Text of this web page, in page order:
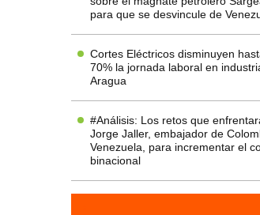
para que se desvincule de
Cortes Eléctricos disminuyen
70% la jornada laboral en
Aragua
#Análisis: Los retos que
Jorge Jaller, embajador de
Venezuela, para incrementar el
binacional